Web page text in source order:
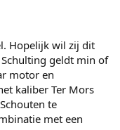
Hopelijk wil zij dit
geldt min of
motor en
kaliber Ter Mors
te
met een